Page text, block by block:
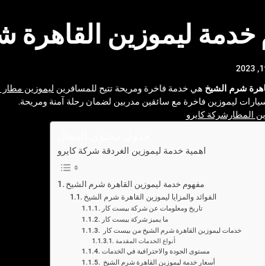
منها
خدمة ليموزين
شرم الشيخ هي خدمة فاخرة ومريحة تتيح للمسافرين ليموزين مطار
ليموزين فاخرة مع سائقين مدربين لضمان رحلة آمنة ومريحة.
المطارشركة كايرو
اهمية خدمة ليموزين الغردقة شركة كايرو
مفهوم خدمة ليموزين القاهرة شرم الشيخ
الفوائد والمزايا ليموزين القاهرة شرم الشيخ
تاريخ ومعلومات عن شركة بيست كار
ما يميز شركة بيست كار
خدمات ليموزين القاهرة شرم الشيخ من بيست كار
أنواع الخدمات المقدمة
مستوى الجودة والاحترافية في الخدمات
أسعار خدمة ليموزين القاهرة شرم الشيخ